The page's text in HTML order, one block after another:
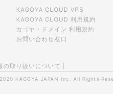
KAGOYA CLOUD VPS
KAGOYA CLOUD 利用規約
カゴヤ・ドメイン 利用規約
お問い合わせ窓口
の取り扱いについて
KAGOYA JAPAN Inc. All Rights